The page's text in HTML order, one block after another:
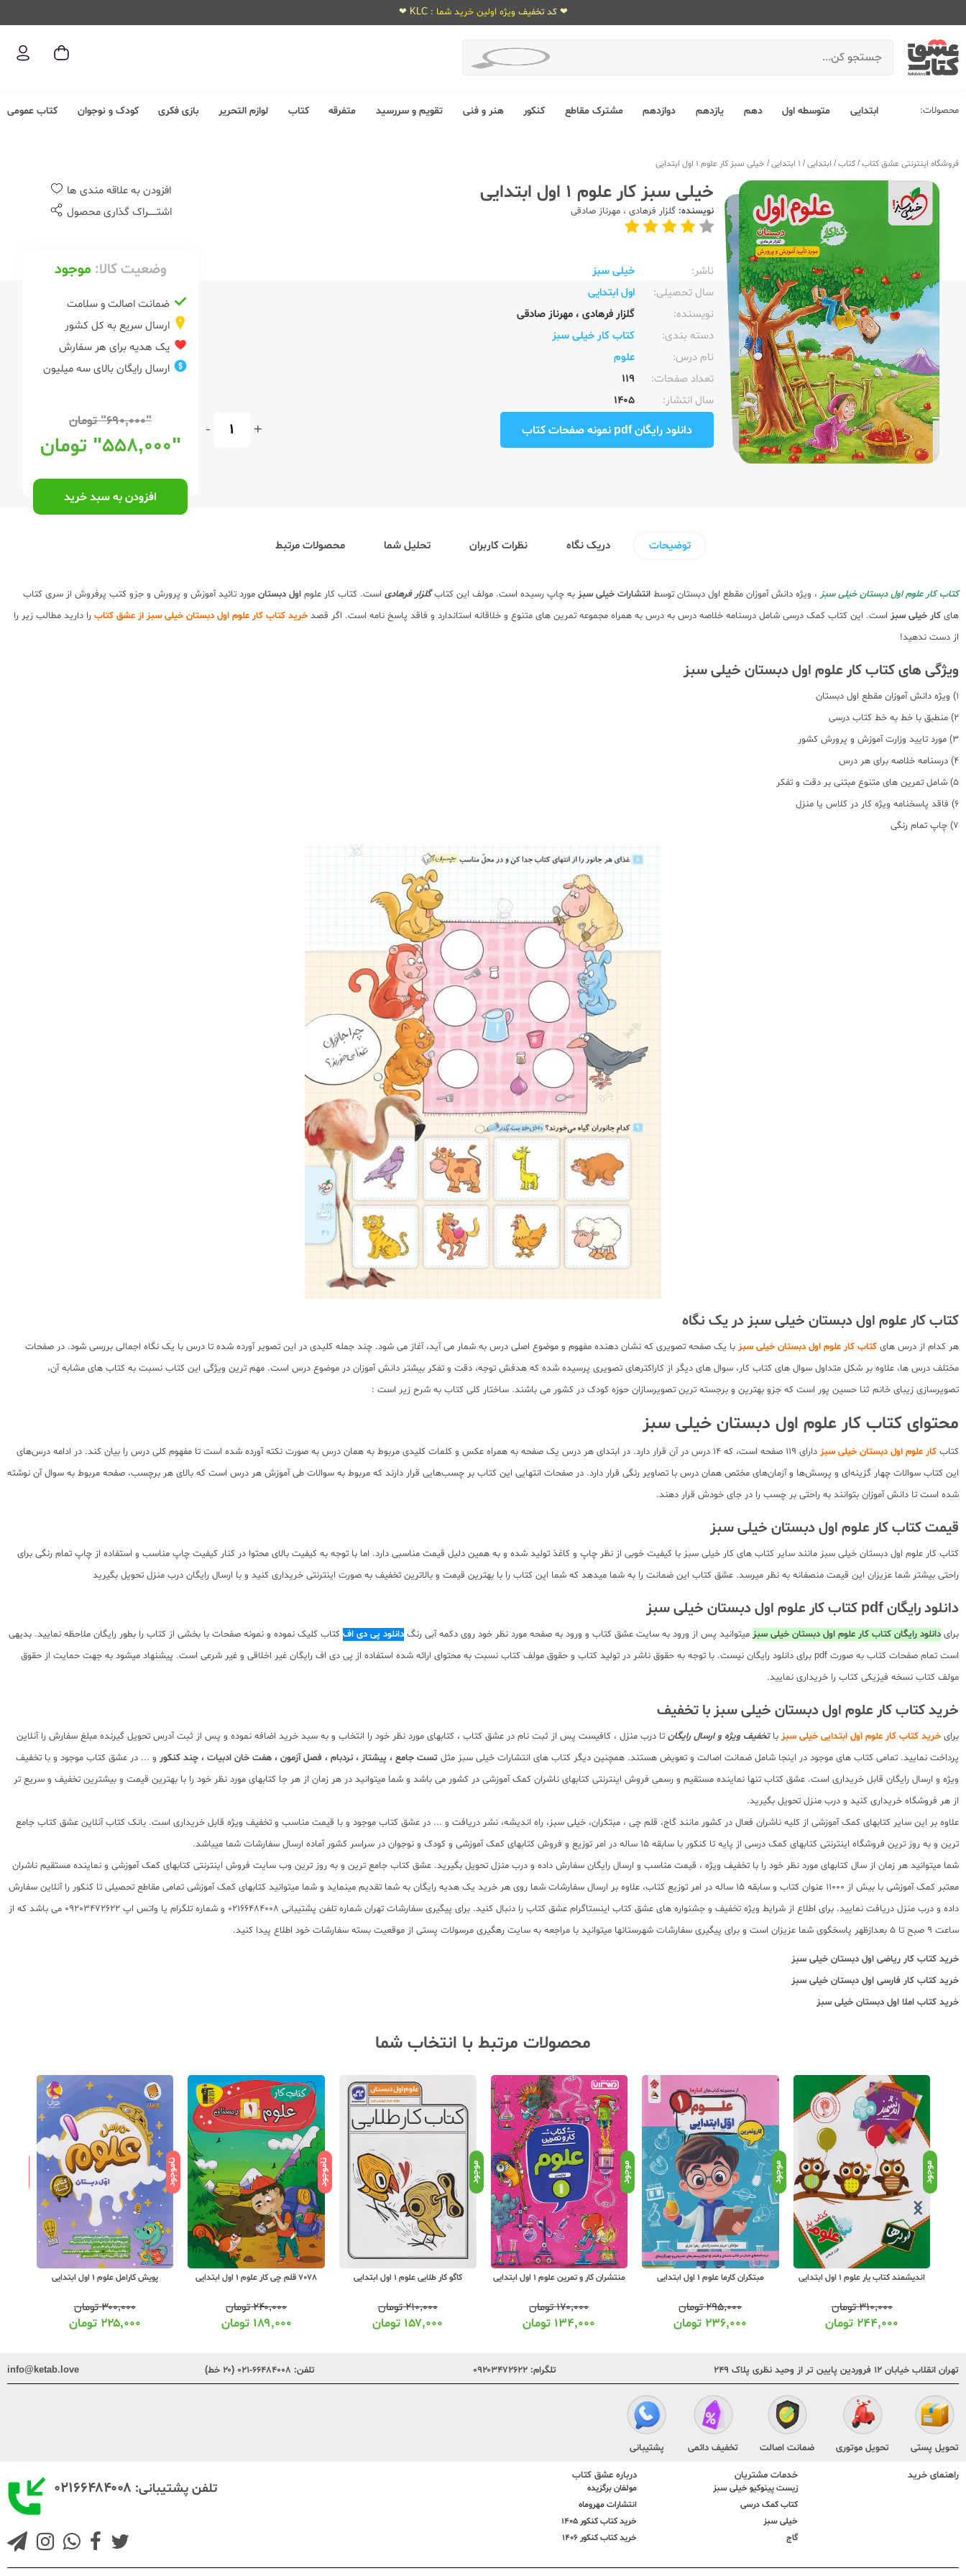
❤ کد تخفیف ویژه اولین خرید شما : KLC ❤
محصولات: ابتدایی متوسطه اول دهم یازدهم دوازدهم مشترک مقاطع کنکور هنر و فنی تقویم و سررسید متفرقه کتاب لوازم التحریر بازی فکری کودک و نوجوان کتاب عمومی
فروشگاه اینترنتی عشق کتاب/کتاب/ ابتدایی/ 1 ابتدایی / خیلی سبز کار علوم 1 اول ابتدایی
خیلی سبز کار علوم 1 اول ابتدایی
نویسنده: گلزار فرهادی ، مهرناز صادقی
ناشر:‌
خیلی سبز
سال تحصیلی:‌
اول ابتدایی
نویسنده:‌
گلزار فرهادی ، مهرناز صادقی
دسته بندی:
کتاب کار خیلی سبز
نام درس:
علوم
تعداد صفحات:‌
119
سال انتشار:‌
1405
دانلود رایگان pdf نمونه صفحات کتاب +
-
افزودن به علاقه مندی ها
اشتــــــراک گذاری محصول
وضعیت کالا: موجود
ضمانت اصالت و سلامت
ارسال سریع به کل کشور
یک هدیه برای هر سفارش
ارسال رایگان بالای سه میلیون
"۶۹۰,۰۰۰" تومان
"۵۵۸,۰۰۰" تومان
افزودن به سبد خرید
توضیحات دریک نگاه نظرات کاربران تحلیل شما محصولات مرتبط
کتاب کار علوم اول دبستان خیلی سبز، ویژه دانش آموزان مقطع اول دبستان توسط انتشارات خیلی سبز به چاپ رسیده است. مولف این کتابگلزار فرهادی است. کتاب کار علوم اول دبستان مورد تائید آموزش و پرورش و جزو کتب پرفروش از سری کتاب
های کار خیلی سبز است. این کتاب کمک درسی شامل درسنامه خلاصه درس به درس به همراه مجموعه تمرین های متنوع و خلاقانه استاندارد و فاقد پاسخ نامه است. اگر قصد خرید کتاب کار علوم اول دبستان خیلی سبز از عشق کتاب را دارید مطالب زیر را
از دست ندهید!
ویژگی های کتاب کار علوم اول دبستان خیلی سبز
1) ویژه دانش آموزان مقطع اول دبستان
2) منطبق با خط به خط کتاب درسی
3) مورد تایید وزارت آموزش و پرورش کشور
4) درسنامه خلاصه برای هر درس
5) شامل تمرین های متنوع مبتنی بر دقت و تفکر
6) فاقد پاسخنامه ویژه کار در کلاس یا منزل
7) چاپ تمام رنگی
کتاب کار علوم اول دبستان خیلی سبز در یک نگاه
هر کدام از درس های کتاب کار علوم اول دبستان خیلی سبز با یک صفحه تصویری که نشان دهنده مفهوم و موضوع اصلی درس به شمار می آید، آغاز می شود. چند جمله کلیدی در این تصویر آورده شده تا درس با یک نگاه اجمالی بررسی شود. در صفحات
مختلف درس ها، علاوه بر شکل متداول سوال های کتاب کار، سوال های دیگر از کاراکترهای تصویری پرسیده شده که هدفش توجه، دقت و تفکر بیشتر دانش آموزان در موضوع درس است. مهم ترین ویژگی این کتاب نسبت به کتاب های مشابه آن،
تصویرسازی زیبای خانم ثنا حسین پور است که جزو بهترین و برجسته ترین تصویرسازان حوزه کودک در کشور می باشند. ساختار کلی کتاب به شرح زیر است :
محتوای کتاب کار علوم اول دبستان خیلی سبز
کتاب کار علوم اول دبستان خیلی سبز
دارای ۱۱۹ صفحه است، که ۱۴ درس در آن قرار دارد. در ابتدای هر درس یک صفحه به همراه عکس و کلمات کلیدی مربوط به همان درس به صورت نکته آورده شده است تا مفهوم کلی درس را بیان کند. در ادامه درس‌های
این کتاب سوالات چهار گزینه‌ای و پرسش‌ها و آزمان‌های مختص همان درس با تصاویر رنگی قرار دارد. در صفحات انتهایی این کتاب بر چسب‌هایی قرار دارند که مربوط به سوالات طی آموزش هر درس است که بالای هر برچسب، صفحه مربوط به سوال آن نوشته
شده است تا دانش آموزان بتوانند به راحتی بر چسب را در جای خودش قرار دهند.
قیمت کتاب کار علوم اول دبستان خیلی سبز
کتاب کار علوم اول دبستان خیلی سبز مانند سایر کتاب های کار خیلی سبز با کیفیت خوبی از نظر چاپ و کاغذ تولید شده و به همین دلیل قیمت مناسبی دارد. اما با توجه به کیفیت بالای محتوا در کنار کیفیت چاپ مناسب و استفاده از چاپ تمام رنگی برای
راحتی بیشتر شما عزیزان این قیمت منصفانه به نظر میرسد. عشق کتاب این ضمانت را به شما میدهد که شما این کتاب را با بهترین قیمت و بالاترین تخفیف به صورت اینترنتی خریداری کنید و با ارسال رایگان درب منزل تحویل بگیرید
دانلود رایگان pdf کتاب کار علوم اول دبستان خیلی سبز
برای دانلود رایگان کتاب کار علوم اول دبستان خیلی سبز میتوانید پس از ورود به سایت عشق کتاب و ورود به صفحه مورد نظر خود روی دکمه آبی رنگ دانلود پی دی اف کتاب کلیک نموده و نمونه صفحات با بخشی از کتاب را بطور رایگان ملاحظه نمایید. بدیهی
است تمام صفحات کتاب به صورت pdf برای دانلود رایگان نیست. با توجه به حقوق ناشر در تولید کتاب و حقوق مولف کتاب نسبت به محتوای ارائه شده استفاده از پی دی اف رایگان غیر اخلاقی و غیر شرعی است. پیشنهاد میشود به جهت حمایت از حقوق
مولف کتاب نسخه فیزیکی کتاب را خریداری نمایید.
خرید کتاب کار علوم اول دبستان خیلی سبز با تخفیف
برای خرید کتاب کار علوم اول ابتدایی خیلی سبز باتخفیف ویژه و ارسال رایگان تا درب منزل ، کافیست پس از ثبت نام در عشق کتاب ، کتابهای مورد نظر خود را انتخاب و به سبد خرید اضافه نموده و پس از ثبت آدرس تحویل گیرنده مبلغ سفارش را آنلاین
پرداخت نمایید. تمامی کتاب های موجود در اینجا شامل ضمانت اصالت و تعویض هستند. همچنین دیگر کتاب های انتشارات خیلی سبز مثل تست جامع ، پیشتاز ، نردبام ، فصل آزمون ، هفت خان ادبیات ، چند کنکور و ... در عشق کتاب موجود و با تخفیف
ویژه و ارسال رایگان قابل خریداری است. عشق کتاب تنها نماینده مستقیم و رسمی فروش اینترنتی کتابهای ناشران کمک آموزشی در کشور می باشد و شما میتوانید در هر زمان از هر جا کتابهای مورد نظر خود را با بهترین قیمت و بیشترین تخفیف و سریع تر
از هر فروشگاه خریداری کنید و درب منزل تحویل بگیرید.
علاوه بر این سایر کتابهای کمک آموزشی از کلیه ناشران فعال در کشور مانند گاج، قلم چی ، مبتکران، خیلی سبز، راه اندیشه، نشر دریافت و ... در عشق کتاب موجود و با قیمت مناسب و تخفیف ویژه قابل خریداری است. بانک کتاب آنلاین عشق کتاب جامع
ترین و به روز ترین فروشگاه اینترنتی کتابهای کمک درسی از پایه تا کنکور با سابقه 15 ساله در امر توزیع و فروش کتابهای کمک آموزشی و کودک و نوجوان در سراسر کشور آماده ارسال سفارشات شما میباشد.
شما میتوانید هر زمان از سال کتابهای مورد نظر خود را با تخفیف ویژه ، قیمت مناسب و ارسال رایگان سفارش داده و درب منزل تحویل بگیرید. عشق کتاب جامع ترین و به روز ترین وب سایت فروش اینترنتی کتابهای کمک آموزشی و نماینده مستقیم ناشران
معتبر کمک آموزشی با بیش از 11000 عنوان کتاب و سابقه 15 ساله در امر توزیع کتاب، علاوه بر ارسال سفارشات شما روی هر خرید یک هدیه رایگان به شما تقدیم مینماید و شما میتوانید کتابهای کمک آموزشی تمامی مقاطع تحصیلی تا کنکور را آنلاین سفارش
داده و درب منزل دریافت نمایید. برای اطلاع از شرایط ویژه تخفیف و جشنواره های عشق کتاب اینستاگرام عشق کتاب را دنبال کنید. برای پیگیری سفارشات تهران شماره تلفن پشتیبانی 02166484008 و شماره تلگرام یا واتس اپ 09203472622 می باشد که از
ساعت 9 صبح تا 5 بعدازظهر پاسخگوی شما عزیزان است و برای پیگیری سفارشات شهرستانها میتوانید با مراجعه به سایت رهگیری مرسولات پستی از موقعیت بسته سفارشات خود اطلاع پیدا کنید.
خرید کتاب کار ریاضی اول دبستان خیلی سبز
خرید کتاب کار فارسی اول دبستان خیلی سبز
خرید کتاب املا اول دبستان خیلی سبز
محصولات مرتبط با انتخاب شما
موجود
اندیشمند کتاب یار علوم 1 اول ابتدایی
۳۱۰,۰۰۰تومان
۲۴۴,۰۰۰ تومان
موجود
مبتکران کارما علوم 1 اول ابتدایی
۲۹۵,۰۰۰تومان
۲۳۶,۰۰۰ تومان
موجود
منتشران کار و تمرین علوم 1 اول ابتدایی
۱۷۰,۰۰۰تومان
۱۳۴,۰۰۰ تومان
موجود
کاگو کار طلایی علوم 1 اول ابتدایی
۲۱۰,۰۰۰تومان
۱۵۷,۰۰۰ تومان
ناموجود
7078 قلم چی کار علوم 1 اول ابتدایی
۲۴۰,۰۰۰تومان
۱۸۹,۰۰۰ تومان
ناموجود
پویش کارامل علوم 1 اول ابتدایی
۳۰۰,۰۰۰تومان
۲۲۵,۰۰۰ تومان
تهران انقلاب خیابان ۱۲ فروردین پایین تر از وحید نظری پلاک ۲۴۹ تلگرام: ۰۹۲۰۳۴۷۲۶۲۲ تلفن: ۶۶۴۸۴۰۰۸-۰۲۱ (۲۰ خط) info@ketab.love
تحویل پستی تحویل موتوری ضمانت اصالت تخفیف دائمی پشتیبانی
راهنمای خرید خدمات مشتریان
زیست پینوکیو خیلی سبز
کتاب کمک درسی
خیلی سبز
گاج
درباره عشق کتاب
مولفان برگزیده
انتشارات مهروماه
خرید کتاب کنکور 1405
خرید کتاب کنکور 1406
تلفن پشتیبانی: ۰۲۱۶۶۴۸۴۰۰۸